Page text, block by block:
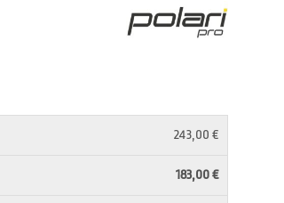
243,00 €
183,00 €